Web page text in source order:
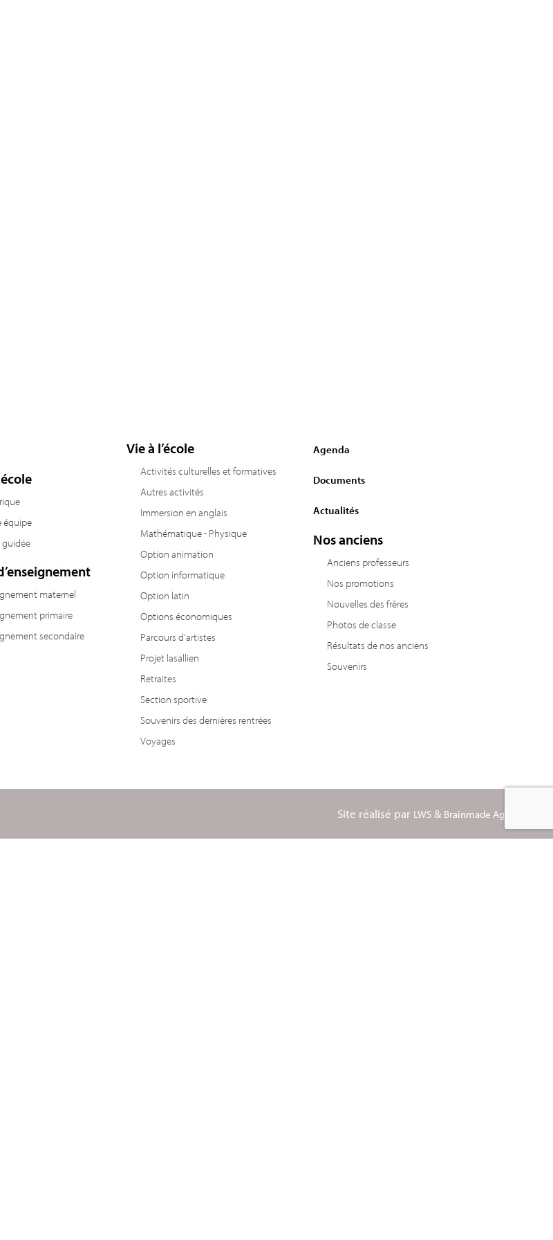
équipe
guidée
maternel
primaire
secondaire
Vie à l’école
Activités culturelles et formatives
Autres activités
Immersion en anglais
Mathématique - Physique
Option animation
Option informatique
Option latin
Options économiques
Parcours d’artistes
Projet lasallien
Retraites
Section sportive
Souvenirs des dernières rentrées
Voyages
Agenda
Documents
Actualités
Nos anciens
Anciens professeurs
Nos promotions
Nouvelles des frères
Photos de classe
Résultats de nos anciens
Souvenirs
Site réalisé par LWS & Brainmade Agency